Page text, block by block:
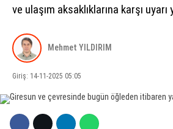
YAŞAM
EĞITIM
SAĞLIK
ve ulaşım aksaklıklarına karşı uyarı
Mehmet YILDIRIM
Giriş: 14-11-2025 05:05